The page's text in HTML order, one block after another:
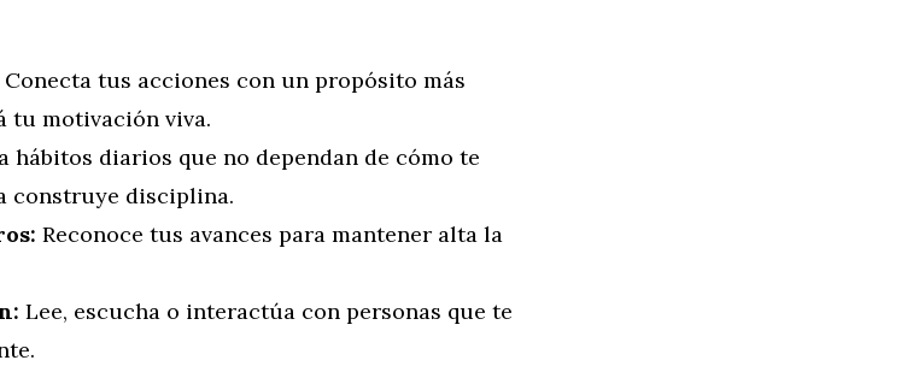
Conecta tus acciones con un propósito más
tu motivación viva.
hábitos diarios que no dependan de cómo te
construye disciplina.
Reconoce tus avances para mantener alta la
Lee, escucha o interactúa con personas que te